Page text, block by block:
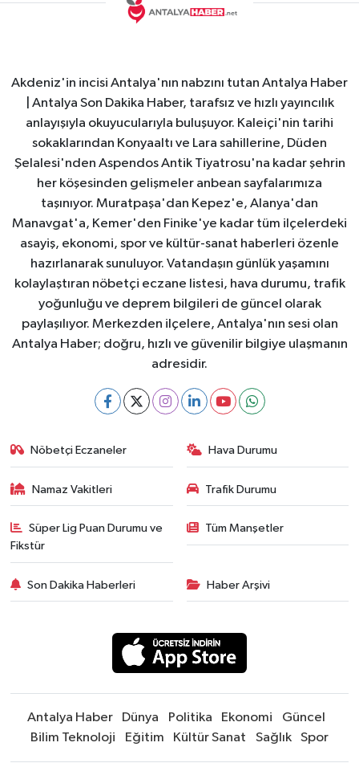
Akdeniz'in incisi Antalya'nın nabzını tutan Antalya Haber
| Antalya Son Dakika Haber, tarafsız ve hızlı yayıncılık
anlayışıyla okuyucularıyla buluşuyor. Kaleiçi'nin tarihi
sokaklarından Konyaaltı ve Lara sahillerine, Düden
Şelalesi'nden Aspendos Antik Tiyatrosu'na kadar şehrin
her köşesinden gelişmeler anbean sayfalarımıza
taşınıyor. Muratpaşa'dan Kepez'e, Alanya'dan
Manavgat'a, Kemer'den Finike'ye kadar tüm ilçelerdeki
asayiş, ekonomi, spor ve kültür-sanat haberleri özenle
hazırlanarak sunuluyor. Vatandaşın günlük yaşamını
kolaylaştıran nöbetçi eczane listesi, hava durumu, trafik
yoğunluğu ve deprem bilgileri de güncel olarak
paylaşılıyor. Merkezden ilçelere, Antalya'nın sesi olan
Antalya Haber; doğru, hızlı ve güvenilir bilgiye ulaşmanın
adresidir.
Nöbetçi Eczaneler Hava Durumu
Namaz Vakitleri Trafik Durumu
Süper Lig Puan Durumu ve
Fikstür
Tüm Manşetler
Son Dakika Haberleri Haber Arşivi
Antalya Haber Dünya Politika Ekonomi
Güncel
Bilim Teknoloji
Eğitim Kültür Sanat Sağlık Spor